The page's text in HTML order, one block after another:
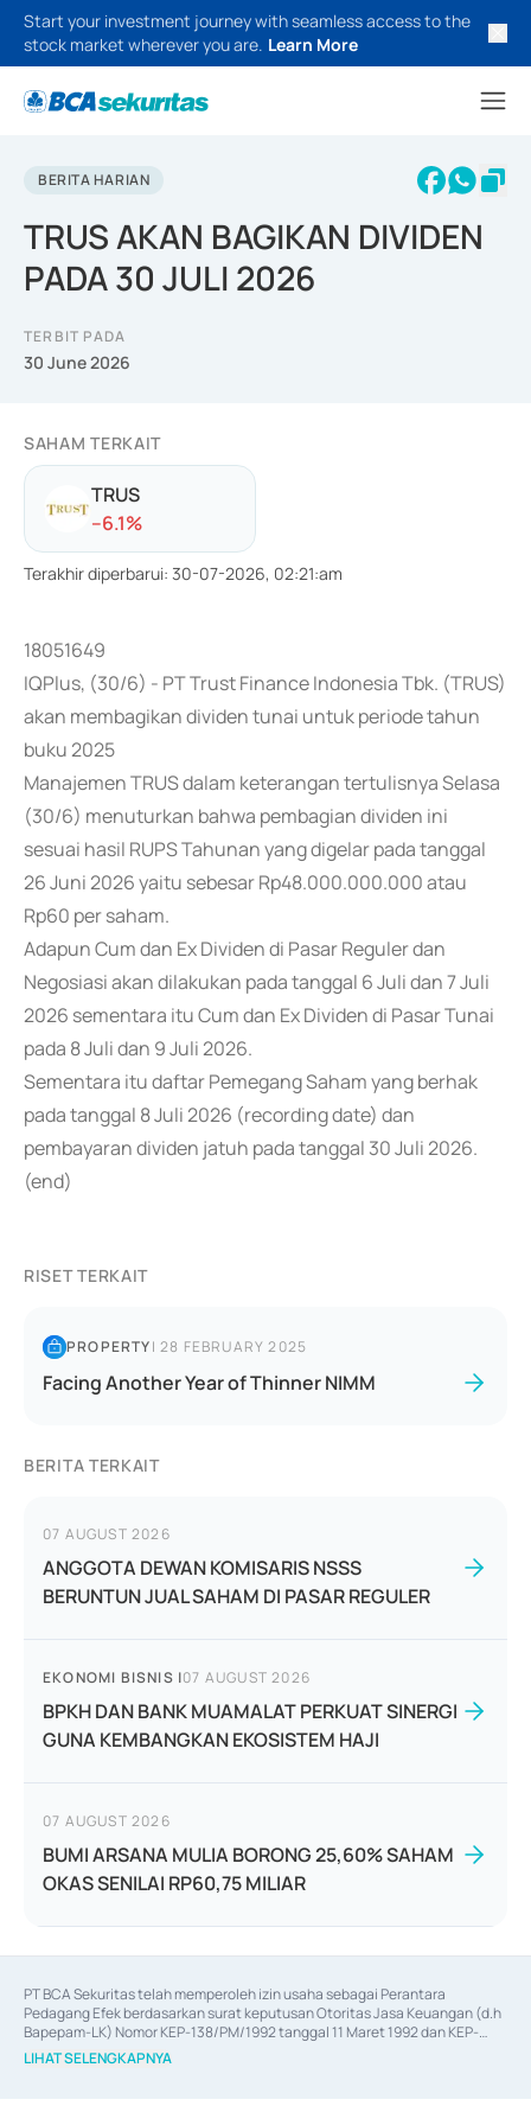
Start your investment journey with seamless access to the
stock market wherever you are. Learn More
BERITA HARIAN
TRUS AKAN BAGIKAN DIVIDEN
PADA 30 JULI 2026
TERBIT PADA
30 June 2026
SAHAM TERKAIT
TRUS
--6.1%
Terakhir diperbarui: 30-07-2026, 02:21:am
18051649
IQPlus, (30/6) - PT Trust Finance Indonesia Tbk. (TRUS)
akan membagikan dividen tunai untuk periode tahun
buku 2025
Manajemen TRUS dalam keterangan tertulisnya Selasa
(30/6) menuturkan bahwa pembagian dividen ini
sesuai hasil RUPS Tahunan yang digelar pada tanggal
26 Juni 2026 yaitu sebesar Rp48.000.000.000 atau
Rp60 per saham.
Adapun Cum dan Ex Dividen di Pasar Reguler dan
Negosiasi akan dilakukan pada tanggal 6 Juli dan 7 Juli
2026 sementara itu Cum dan Ex Dividen di Pasar Tunai
pada 8 Juli dan 9 Juli 2026.
Sementara itu daftar Pemegang Saham yang berhak
pada tanggal 8 Juli 2026 (recording date) dan
pembayaran dividen jatuh pada tanggal 30 Juli 2026.
(end)
RISET TERKAIT
PROPERTY|28 FEBRUARY 2025
Facing Another Year of Thinner NIMM
BERITA TERKAIT
07 AUGUST 2026
ANGGOTA DEWAN KOMISARIS NSSS
BERUNTUN JUAL SAHAM DI PASAR REGULER
EKONOMI BISNIS |07 AUGUST 2026
BPKH DAN BANK MUAMALAT PERKUAT SINERGI
GUNA KEMBANGKAN EKOSISTEM HAJI
07 AUGUST 2026
BUMI ARSANA MULIA BORONG 25,60% SAHAM
OKAS SENILAI RP60,75 MILIAR
PT BCA Sekuritas telah memperoleh izin usaha sebagai Perantara
Pedagang Efek berdasarkan surat keputusan Otoritas Jasa Keuangan (d.h
Bapepam-LK) Nomor KEP-138/PM/1992 tanggal 11 Maret 1992 dan KEP-
06/D.04/2014 tanggal 28 Februari 2014, izin usaha sebagai Penjamin Emisi
Efek berdasarkan surat keputusan Otoritas Jasa Keuangan Nomor KEP-
LIHAT SELENGKAPNYA